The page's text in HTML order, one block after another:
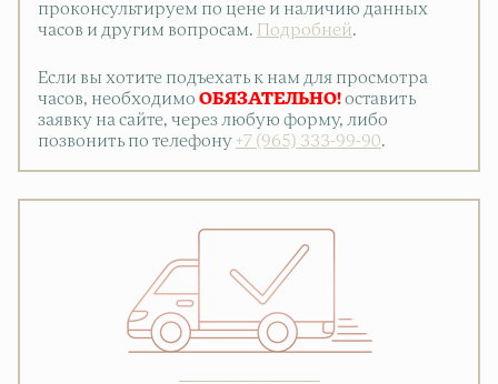
проконсультируем по цене и наличию данных
часов и другим вопросам. Подробней.
Если вы хотите подъехать к нам для просмотра
часов, необходимо ОБЯЗАТЕЛЬНО! оставить
заявку на сайте, через любую форму, либо
позвонить по телефону +7 (965) 333-99-90.